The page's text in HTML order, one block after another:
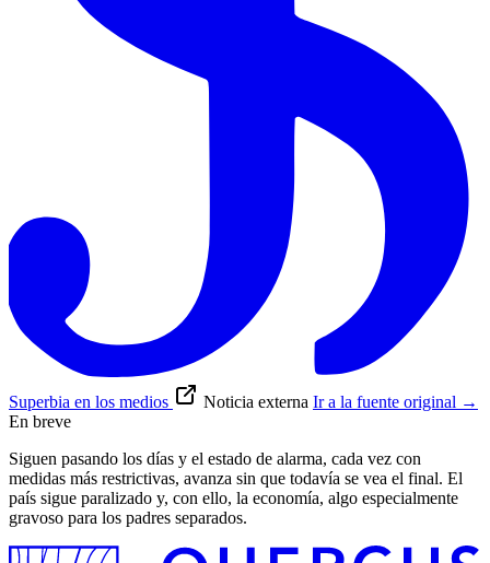
Superbia en los medios Noticia externa Ir a la fuente original →
En breve
Siguen pasando los días y el estado de alarma, cada vez con
medidas más restrictivas, avanza sin que todavía se vea el final. El
país sigue paralizado y, con ello, la economía, algo especialmente
gravoso para los padres separados.